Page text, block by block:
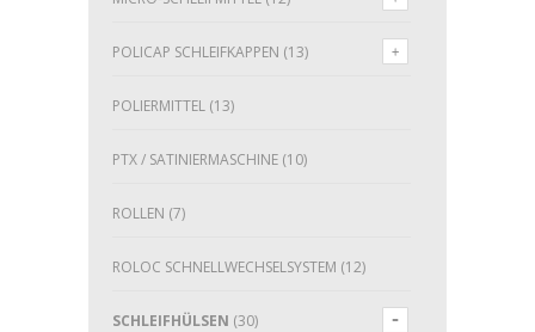
POLICAP SCHLEIFKAPPEN (13)
POLIERMITTEL (13)
PTX / SATINIERMASCHINE (10)
ROLLEN (7)
ROLOC SCHNELLWECHSELSYSTEM (12)
SCHLEIFHÜLSEN (30)